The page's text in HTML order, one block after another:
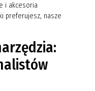
i akcesoria
preferujesz, nasze